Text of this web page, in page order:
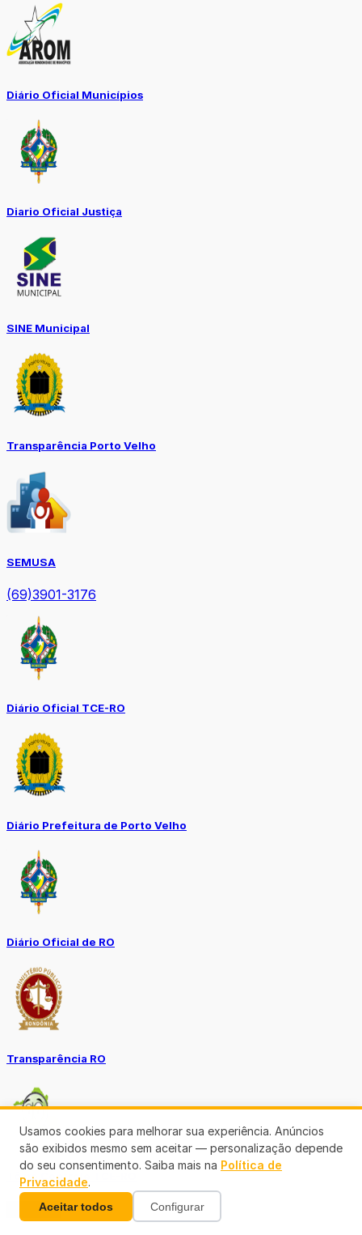
Diário Oficial Municípios
Diario Oficial Justiça
SINE Municipal
Transparência Porto Velho
SEMUSA
(69)3901-3176
Diário Oficial TCE-RO
Diário Prefeitura de Porto Velho
Diário Oficial de RO
Transparência RO
Tô no Controle TCE-RO
Ver mais
Usamos cookies para melhorar sua experiência. Anúncios
são exibidos mesmo sem aceitar — personalização depende
do seu consentimento. Saiba mais na Política de
Privacidade.
Aceitar todos Configurar